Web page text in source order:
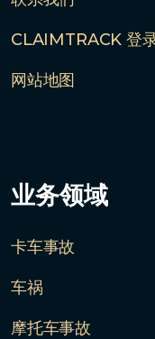
CLAIMTRACK 登
网站地图
业务领域
卡车事故
车祸
摩托车事故